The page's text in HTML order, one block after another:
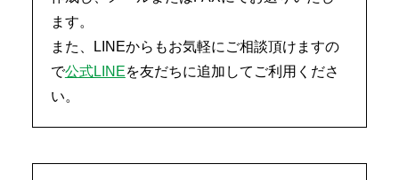
ます。
また、LINEからもお気軽にご相談頂けますの
で公式LINEを友だちに追加してご利用くださ
い。